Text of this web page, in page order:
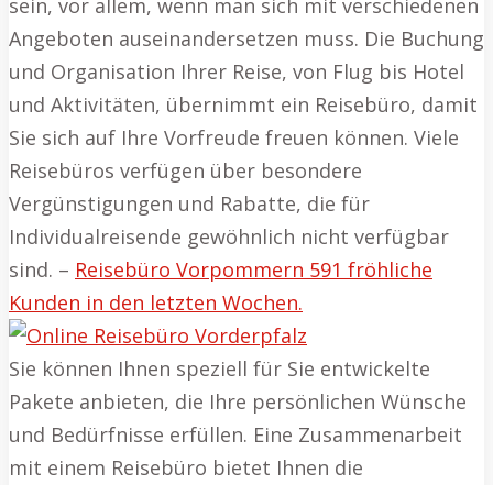
sein, vor allem, wenn man sich mit verschiedenen
Angeboten auseinandersetzen muss. Die Buchung
und Organisation Ihrer Reise, von Flug bis Hotel
und Aktivitäten, übernimmt ein Reisebüro, damit
Sie sich auf Ihre Vorfreude freuen können. Viele
Reisebüros verfügen über besondere
Vergünstigungen und Rabatte, die für
Individualreisende gewöhnlich nicht verfügbar
sind. – Reisebüro Vorpommern 591 fröhliche
Kunden in den letzten Wochen.
Sie können Ihnen speziell für Sie entwickelte
Pakete anbieten, die Ihre persönlichen Wünsche
und Bedürfnisse erfüllen. Eine Zusammenarbeit
mit einem Reisebüro bietet Ihnen die